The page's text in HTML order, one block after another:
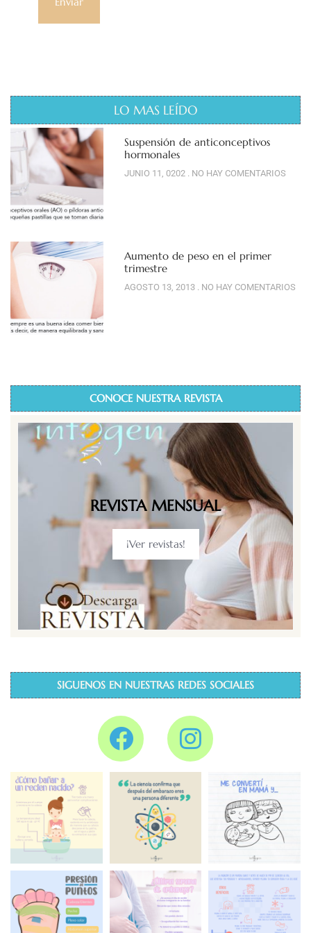
LO MAS LEÍDO
Suspensión de anticonceptivos
hormonales
JUNIO 11, 0202 NO HAY COMENTARIOS
Aumento de peso en el primer
trimestre
AGOSTO 13, 2013 NO HAY COMENTARIOS
CONOCE NUESTRA REVISTA
REVISTA MENSUAL
¡Ver revistas!
SIGUENOS EN NUESTRAS REDES SOCIALES